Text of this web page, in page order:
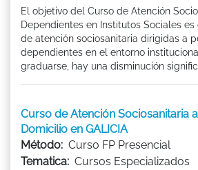
El objetivo del Curso de Atención
Dependientes en Institutos Sociales
de atención sociosanitaria dirigidas a
dependientes en el entorno
graduarse, hay una disminución
Curso de Atención Sociosanitaria
Domicilio en GALICIA
Método: Curso FP Presencial
Tematica: Cursos Especializados